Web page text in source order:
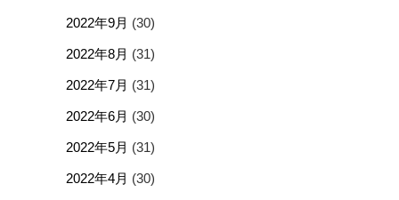
2022年9月 (30)
2022年8月 (31)
2022年7月 (31)
2022年6月 (30)
2022年5月 (31)
2022年4月 (30)